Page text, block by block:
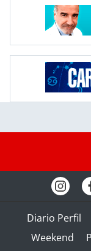
Diario Perfil
Weekend